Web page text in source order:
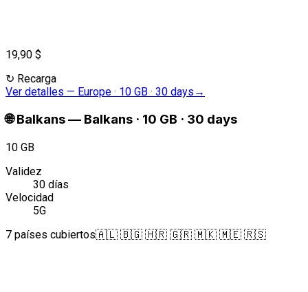
19,90 $
↻ Recarga
Ver detalles — Europe · 10 GB · 30 days →
🌐 Balkans— Balkans · 10 GB · 30 days
10 GB
Validez
30 días
Velocidad
5G
7 países cubiertos🇦🇱 🇧🇬 🇭🇷 🇬🇷 🇲🇰 🇲🇪 🇷🇸